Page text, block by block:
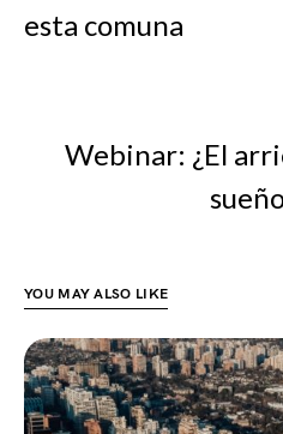
esta comuna
Webinar: ¿El
YOU MAY ALSO LIKE